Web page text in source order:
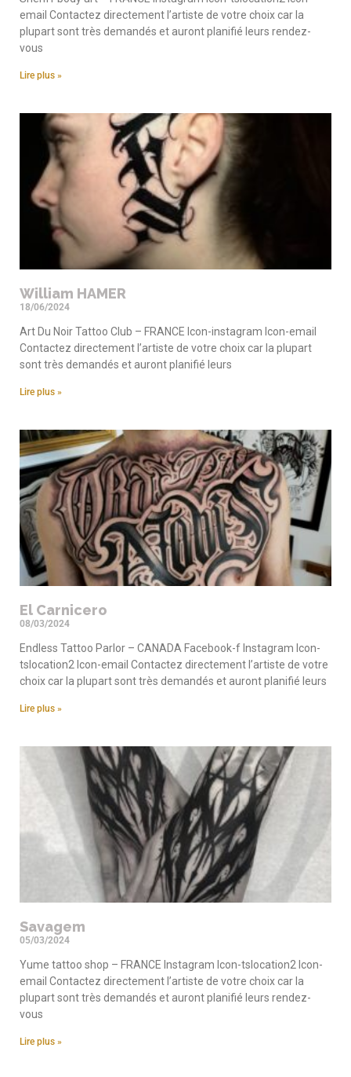
email Contactez directement l’artiste de votre choix car la
plupart sont très demandés et auront planifié leurs rendez-
vous
Lire plus »
William HAMER
18/06/2024
Art Du Noir Tattoo Club – FRANCE Icon-instagram Icon-email
Contactez directement l’artiste de votre choix car la plupart
sont très demandés et auront planifié leurs
Lire plus »
El Carnicero
08/03/2024
Endless Tattoo Parlor – CANADA Facebook-f Instagram Icon-
tslocation2 Icon-email Contactez directement l’artiste de votre
choix car la plupart sont très demandés et auront planifié leurs
Lire plus »
Savagem
05/03/2024
Yume tattoo shop – FRANCE Instagram Icon-tslocation2 Icon-
email Contactez directement l’artiste de votre choix car la
plupart sont très demandés et auront planifié leurs rendez-
vous
Lire plus »